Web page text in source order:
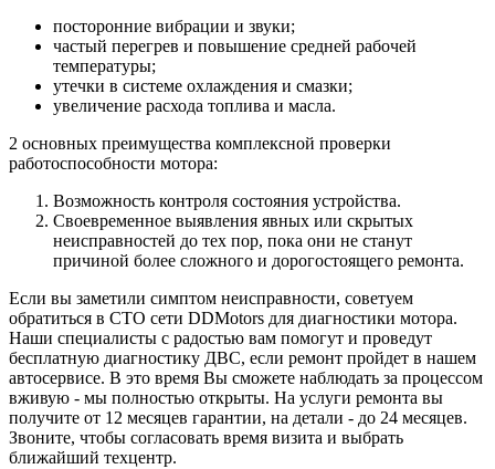
посторонние вибрации и звуки;
частый перегрев и повышение средней рабочей
температуры;
утечки в системе охлаждения и смазки;
увеличение расхода топлива и масла.
2 основных преимущества комплексной проверки
работоспособности мотора:
Возможность контроля состояния устройства.
Своевременное выявления явных или скрытых
неисправностей до тех пор, пока они не станут
причиной более сложного и дорогостоящего ремонта.
Если вы заметили симптом неисправности, советуем
обратиться в СТО сети DDMotors для диагностики мотора.
Наши специалисты с радостью вам помогут и проведут
бесплатную диагностику ДВС, если ремонт пройдет в нашем
автосервисе. В это время Вы сможете наблюдать за процессом
вживую - мы полностью открыты. На услуги ремонта вы
получите от 12 месяцев гарантии, на детали - до 24 месяцев.
Звоните, чтобы согласовать время визита и выбрать
ближайший техцентр.